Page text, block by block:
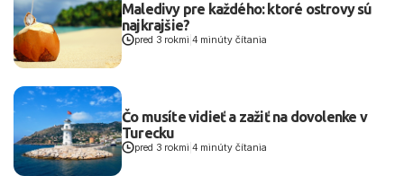
Maledivy pre každého: ktoré ostrovy sú
najkrajšie?
pred 3 rokmi 4 minúty čítania
Čo musíte vidieť a zažiť na dovolenke v
Turecku
pred 3 rokmi 4 minúty čítania